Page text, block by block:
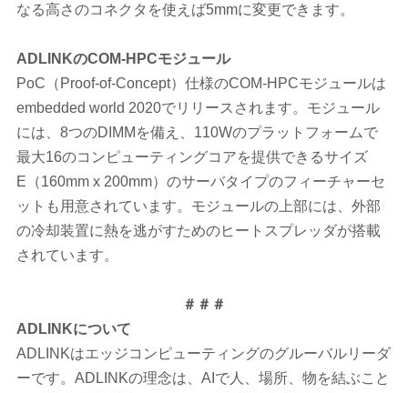
なる高さのコネクタを使えば5mmに変更できます。
ADLINKのCOM-HPCモジュール
PoC（Proof-of-Concept）仕様のCOM-HPCモジュールは
embedded world 2020でリリースされます。モジュール
には、8つのDIMMを備え、110Wのプラットフォームで
最大16のコンピューティングコアを提供できるサイズ
E（160mm x 200mm）のサーバタイプのフィーチャーセ
ットも用意されています。モジュールの上部には、外部
の冷却装置に熱を逃がすためのヒートスプレッダが搭載
されています。
＃＃＃
ADLINKについて
ADLINKはエッジコンピューティングのグルーバルリーダ
ーです。ADLINKの理念は、AIで人、場所、物を結ぶこと